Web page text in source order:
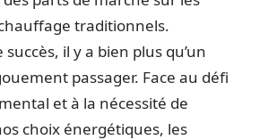
traditionnels.
il y a bien plus qu’un
passager. Face au défi
et à la nécessité de
choix énergétiques, les